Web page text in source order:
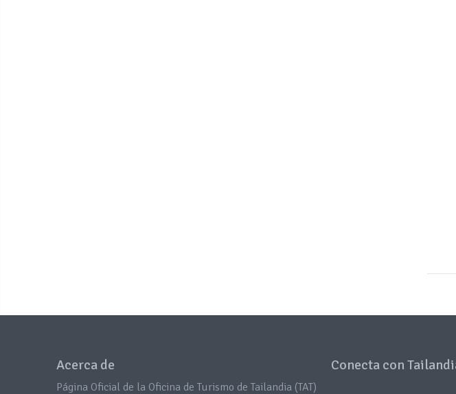
Acerca de
Página Oficial de la Oficina de Turismo de Tailandia (TAT)
Conecta con